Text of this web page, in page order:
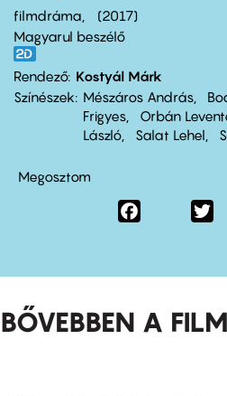
filmdráma
2017
Magyarul beszélő
Rendező Kostyál Márk
Színészek
Mészáros András
Frigyes
Orbán
László
Salat Lehel
Megosztom
Facebook
BŐVEBBEN A